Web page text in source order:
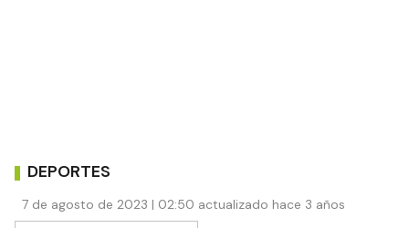
DEPORTES
7 de agosto de 2023 | 02:50 actualizado hace 3 años